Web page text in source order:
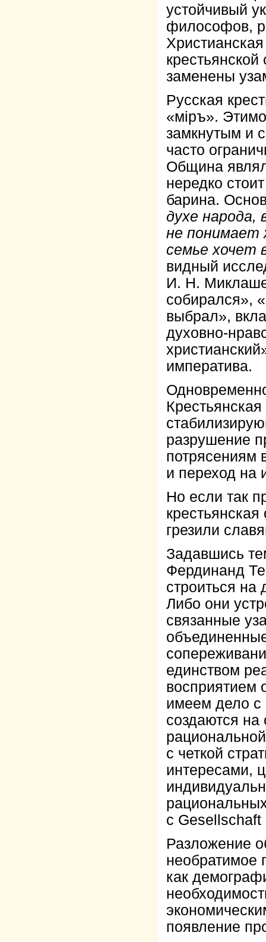
устойчивый
философов,
заменены
Русская
«мiръ».
замкнутым и
часто
Община
нередко
барина.
духе народа,
не понимает
семье хочет
видный
И. Н.
собирался»,
выбрал»,
духовно-
императива.
разрушение
потрясениям
и переход на
Но если так
грезили
Задавшись
Фердинанд
строиться на
Либо они
связанные
единством
восприятием
имеем дело с
создаются на
с четкой
интересами,
с
Разложение
необратимое
как
появление